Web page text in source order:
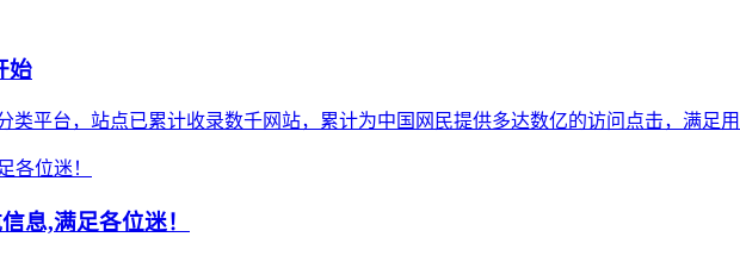
始
平台，站点已累计收录数千网站，累计为中国网民提供多达数亿的访问点击，满足
息,满足各位迷！